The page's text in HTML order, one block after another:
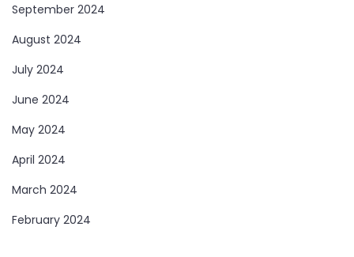
September 2024
August 2024
July 2024
June 2024
May 2024
April 2024
March 2024
February 2024